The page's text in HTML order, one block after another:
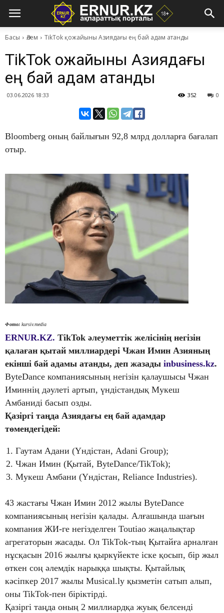
Басы Әлем TikTok қожайыны Азиядағы ең бай адам атанды
TikTok қожайыны Азиядағы
ең бай адам атанды
03.06.2026 18:33 0
352
Bloomberg оның байлығын 92,8 млрд долларға бағалап
отыр.
Фото: kursiv.media
ERNUR.KZ. TikTok әлеуметтік желісінің негізін
қалаған қытай миллиардері Чжан Имин Азияның
екінші бай адамы атанды, деп жазады inbusiness.kz.
ByteDance компаниясының негізін қалаушысы Чжан
Иминнің дәулеті артып, үндістандық Мукеш
Амбаниді басып озды.
Қазіргі таңда Азиядағы ең бай адамдар
төмендегідей:
Гаутам Адани (Үндістан, Adani Group);
Чжан Имин (Қытай, ByteDance/TikTok);
Мукеш Амбани (Үндістан, Reliance Industries).
43 жастағы Чжан Имин 2012 жылы ByteDance
компаниясының негізін қалады. Алғашында шағын
компания ЖИ-ге негізделген Toutiao жаңалықтар
агрегаторын жасады. Ол TikTok-тың Қытайға арналған
нұсқасын 2016 жылғы қыркүйекте іске қосып, бір жыл
өткен соң әлемдік нарыққа шықты. Қытайлық
кәсіпкер 2017 жылы Musical.ly қызметін сатып алып,
оны TikTok-пен біріктірді.
Қазіргі таңда оның 2 миллиардқа жуық белсенді